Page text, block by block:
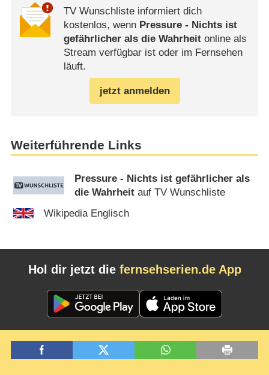
TV Wunschliste informiert dich
kostenlos, wenn Pressure - Nichts ist
gefährlicher als die Wahrheitonline als
Stream verfügbar ist oder im Fernsehen
läuft.
jetzt anmelden
Weiterführende Links
Pressure - Nichts ist gefährlicher als
die Wahrheit auf TV Wunschliste
Wikipedia Englisch
Hol dir jetzt die fernsehserien.de App